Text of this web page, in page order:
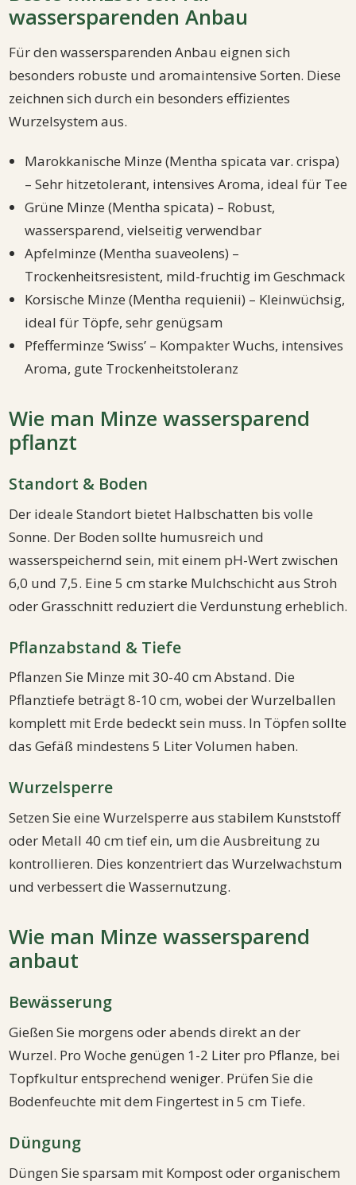
wassersparenden Anbau
Für den wassersparenden Anbau eignen sich
besonders robuste und aromaintensive Sorten. Diese
zeichnen sich durch ein besonders effizientes
Wurzelsystem aus.
Marokkanische Minze (Mentha spicata var. crispa)
– Sehr hitzetolerant, intensives Aroma, ideal für Tee
Grüne Minze (Mentha spicata) – Robust,
wassersparend, vielseitig verwendbar
Apfelminze (Mentha suaveolens) –
Trockenheitsresistent, mild-fruchtig im Geschmack
Korsische Minze (Mentha requienii) – Kleinwüchsig,
ideal für Töpfe, sehr genügsam
Pfefferminze ‘Swiss’ – Kompakter Wuchs, intensives
Aroma, gute Trockenheitstoleranz
Wie man Minze wassersparend
pflanzt
Standort & Boden
Der ideale Standort bietet Halbschatten bis volle
Sonne. Der Boden sollte humusreich und
wasserspeichernd sein, mit einem pH-Wert zwischen
6,0 und 7,5. Eine 5 cm starke Mulchschicht aus Stroh
oder Grasschnitt reduziert die Verdunstung erheblich.
Pflanzabstand & Tiefe
Pflanzen Sie Minze mit 30-40 cm Abstand. Die
Pflanztiefe beträgt 8-10 cm, wobei der Wurzelballen
komplett mit Erde bedeckt sein muss. In Töpfen sollte
das Gefäß mindestens 5 Liter Volumen haben.
Wurzelsperre
Setzen Sie eine Wurzelsperre aus stabilem Kunststoff
oder Metall 40 cm tief ein, um die Ausbreitung zu
kontrollieren. Dies konzentriert das Wurzelwachstum
und verbessert die Wassernutzung.
Wie man Minze wassersparend
anbaut
Bewässerung
Gießen Sie morgens oder abends direkt an der
Wurzel. Pro Woche genügen 1-2 Liter pro Pflanze, bei
Topfkultur entsprechend weniger. Prüfen Sie die
Bodenfeuchte mit dem Fingertest in 5 cm Tiefe.
Düngung
Düngen Sie sparsam mit Kompost oder organischem